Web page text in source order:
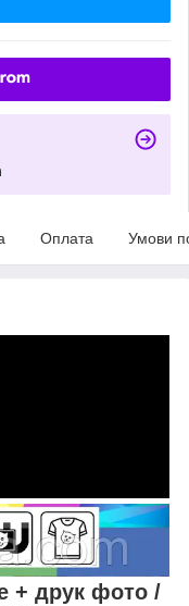
Оплата Умови
+ друк фото /